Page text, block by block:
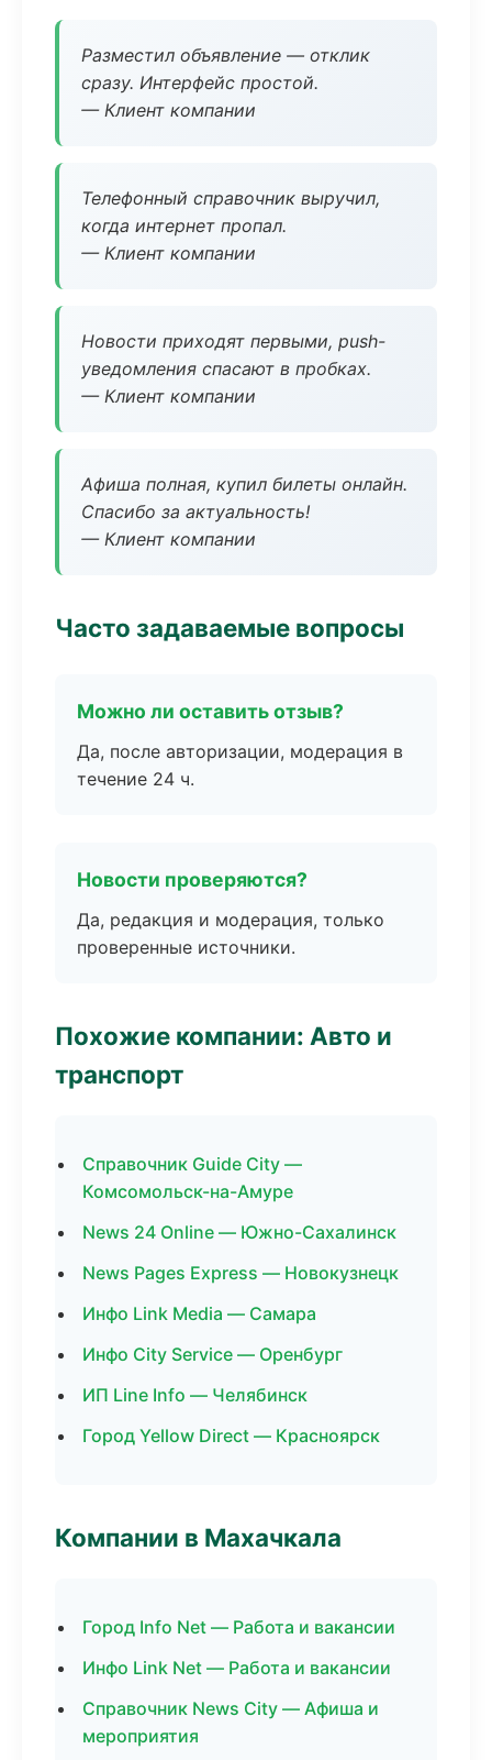
Разместил объявление — отклик
сразу. Интерфейс простой.
— Клиент компании
Телефонный справочник выручил,
когда интернет пропал.
— Клиент компании
Новости приходят первыми, push-
уведомления спасают в пробках.
— Клиент компании
Афиша полная, купил билеты онлайн.
Спасибо за актуальность!
— Клиент компании
Часто задаваемые вопросы
Можно ли оставить отзыв?
Да, после авторизации, модерация в
течение 24 ч.
Новости проверяются?
Да, редакция и модерация, только
проверенные источники.
Похожие компании: Авто и
транспорт
Справочник Guide City —
Комсомольск-на-Амуре
News 24 Online — Южно-Сахалинск
News Pages Express — Новокузнецк
Инфо Link Media — Самара
Инфо City Service — Оренбург
ИП Line Info — Челябинск
Город Yellow Direct — Красноярск
Компании в Махачкала
Город Info Net — Работа и вакансии
Инфо Link Net — Работа и вакансии
Справочник News City — Афиша и
мероприятия